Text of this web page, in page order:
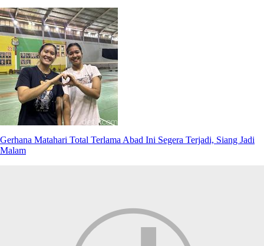
Gerhana Matahari Total Terlama Abad Ini Segera Terjadi, Siang Jadi
Malam